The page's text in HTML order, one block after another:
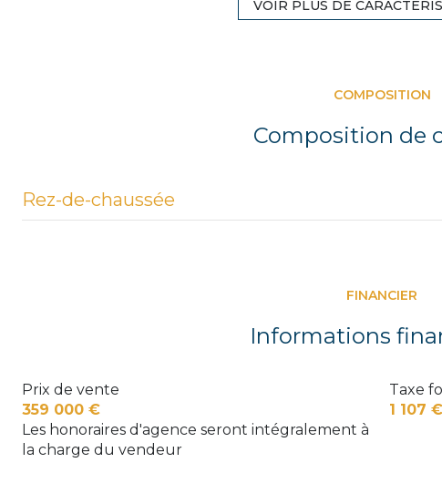
VOIR PLUS DE
COMPOSITION
Composition de
Rez-de-chaussée
cellier
chambre
salle de bain
FINANCIER
Informations
Prix de vente
359 000 €
Les honoraires d'agence seront intégralement à
la charge du vendeur
Taxe
1 107 €